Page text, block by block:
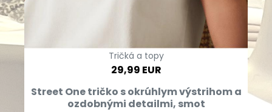
Tričká a topy
29,99 EUR
Street One tričko s okrúhlym výstrihom a
ozdobnými detailmi, smot